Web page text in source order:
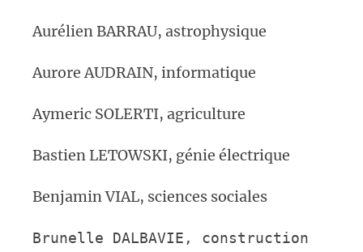
Aurélien BARRAU, astrophysique
Aurore AUDRAIN, informatique
Aymeric SOLERTI, agriculture
Bastien LETOWSKI, génie électrique
Benjamin VIAL, sciences sociales
Brunelle DALBAVIE, construction